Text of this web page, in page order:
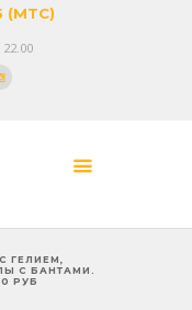
(МТС)
ГЕЛИЕМ,
С БАНТАМИ.
РУБ